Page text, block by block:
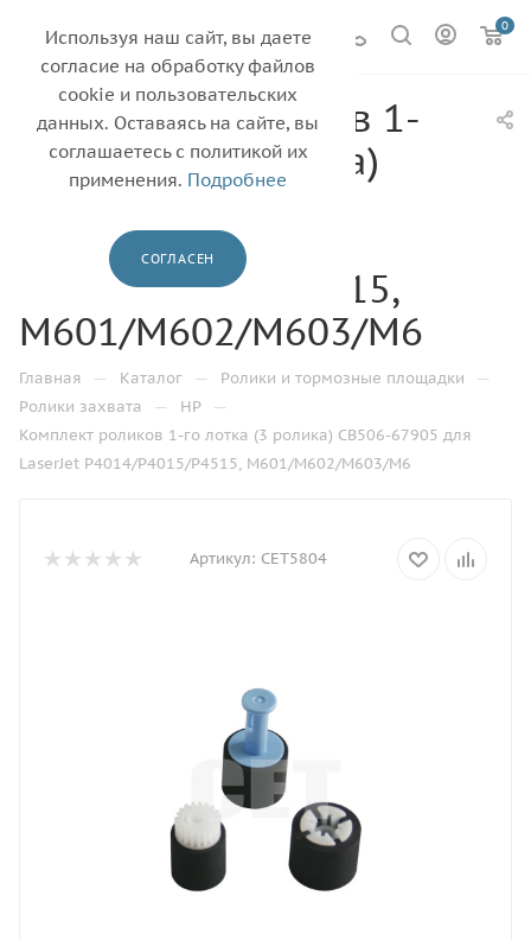
0
Комплект роликов 1-
го лотка (3 ролика)
CB506-67905 для
LaserJet
P4014/P4015/P4515,
M601/M602/M603/M6
Главная — Каталог — Ролики и тормозные площадки —
Ролики захвата — HP —
Комплект роликов 1-го лотка (3 ролика) CB506-67905 для
LaserJet P4014/P4015/P4515, M601/M602/M603/M6
Артикул: CET5804
Используя наш сайт, вы даете
согласие на обработку файлов
cookie и пользовательских
данных. Оставаясь на сайте, вы
соглашаетесь с политикой их
применения. Подробнее
СОГЛАСЕН